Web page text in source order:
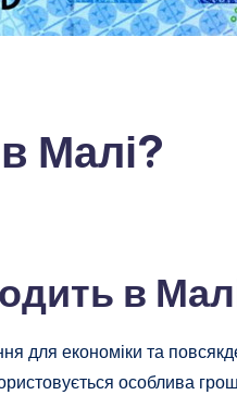
Малі?
в
для економіки та
особлива